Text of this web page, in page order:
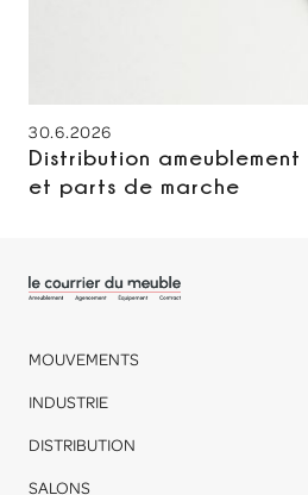
30.6.2026
Distribution
et parts de marche
MOUVEMENTS
INDUSTRIE
DISTRIBUTION
SALONS